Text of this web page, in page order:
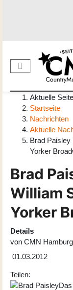
Aktuelle
Startseite
Nachrichten
Aktuelle
Brad
Yorker
Brad
William
Yorker
Details
von CMN Hamburg
01.03.2012
Teilen:
Das